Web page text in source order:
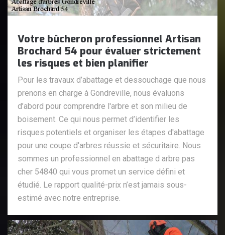
Votre bûcheron professionnel Artisan
Brochard 54 pour évaluer strictement
les risques et bien planifier
Pour les travaux d’abattage et dessouchage que nous
prenons en charge à Gondreville, nous évaluons
d’abord pour comprendre l'arbre et son milieu de
boisement. Ce qui nous permet d’identifier les
risques potentiels et organiser les étapes d'abattage
pour une coupe d'arbres réussie et sécuritaire. Nous
sommes un professionnel en abattage d arbre pas
cher 54840 qui vous promet un service défini et
étudié. Le rapport qualité-prix n’est jamais sous-
estimé avec notre entreprise.